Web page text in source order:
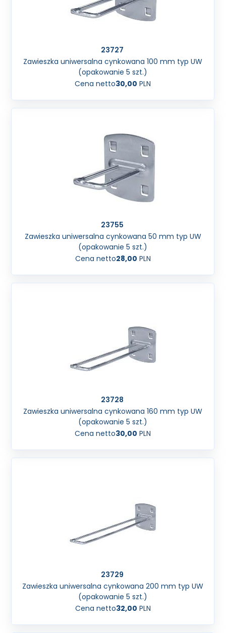
23727
Zawieszka uniwersalna cynkowana 100 mm typ UW
(opakowanie 5 szt.)
Cena netto30,00 PLN
23755
Zawieszka uniwersalna cynkowana 50 mm typ UW
(opakowanie 5 szt.)
Cena netto28,00 PLN
23728
Zawieszka uniwersalna cynkowana 160 mm typ UW
(opakowanie 5 szt.)
Cena netto30,00 PLN
23729
Zawieszka uniwersalna cynkowana 200 mm typ UW
(opakowanie 5 szt.)
Cena netto32,00 PLN